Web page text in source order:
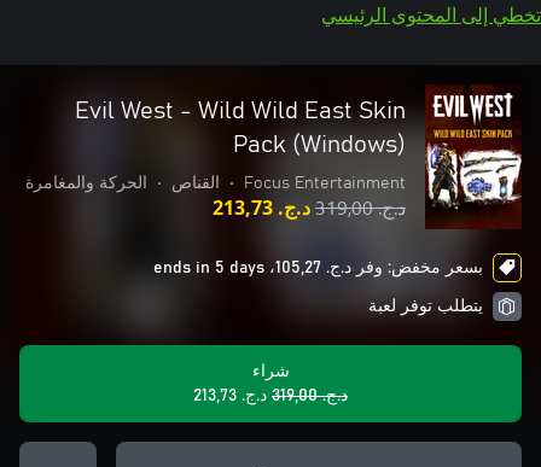
تخطي إلى المحتوى الرئيسي
Evil West - Wild Wild East Skin
Pack (Windows)
Focus Entertainment
• القناص • الحركة والمغامرة
د.ج.‏ 319,00 د.ج.‏ 213,73
بسعر مخفض: وفر د.ج.‏ 105,27، ends in 5 days
يتطلب توفر لعبة
شراء
د.ج.‏ 319,00
د.ج.‏ 213,73